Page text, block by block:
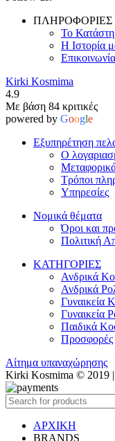
ΠΛΗΡΟΦΟΡΙΕΣ
Το
Η Ιστορία
Επικοινωνία
Kirki Kosmima
4.9
Με βάση 84 κριτικές
powered by Google
Εξυπηρέτηση
Ο
Τρόποι
Υπηρεσίες
Νομικά θέματα
Όροι και
Πολιτική
ΚΑΤΗΓΟΡΙΕΣ
Ανδρικά
Ανδρικά
Γυναικεία
Γυναικεία
Παιδικά
Προσφορές
Αίτημα υπαναχώρησης
Kirki Kosmima © 2019 |
ΑΡΧΙΚΗ
BRANDS